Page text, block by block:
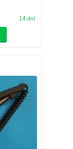
14 dní